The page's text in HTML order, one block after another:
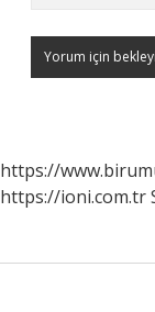
https://
https://ioni.com.tr